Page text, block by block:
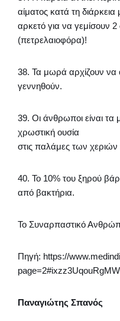
αίματος κατά τη
αρκετό για να γεμίσουν
(πετρελαιοφόρα)!
38. Τα μωρά αρχίζουν να
γεννηθούν.
39. Οι άνθρωποι είναι
χρωστική ουσία
στις παλάμες των χεριών
40. Το 10% του ξηρού
από βακτήρια.
Το Συναρπαστικό
Πηγή: https://
page=2#ixzz3UqouRgMW
Παναγιώτης Σπανός